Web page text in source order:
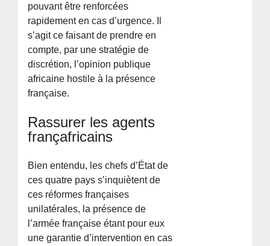
pouvant être renforcées
rapidement en cas d’urgence. Il
s’agit ce faisant de prendre en
compte, par une stratégie de
discrétion, l’opinion publique
africaine hostile à la présence
française.
Rassurer les agents
françafricains
Bien entendu, les chefs d’État de
ces quatre pays s’inquiètent de
ces réformes françaises
unilatérales, la présence de
l’armée française étant pour eux
une garantie d’intervention en cas